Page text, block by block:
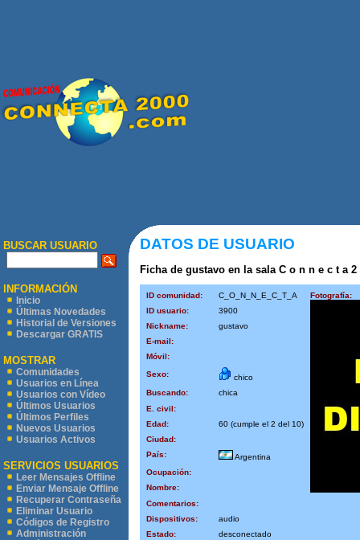
BUSCAR USUARIO
INFORMACIÓN
Inicio
Últimas Novedades
Historial de Versiones
Descargar GRATIS
MOSTRAR
Comunidades
Usuarios en Línea
Usuarios con Vídeo
Últimos Usuarios
Últimos Perfiles
Nuevos Usuarios
Usuarios Activos
SERVICIOS USUARIOS
Leer Mensajes Offline
Enviar Mensaje Offline
Recuperar Contraseña
Eliminar Usuario
Códigos de Registro
Administración
DATOS DE USUARIO
Ficha de gustavo en la sala C o n n e c t a 2
ID comunidad: C_O_N_N_E_C_T_A
Fotografía:
ID usuario:
3900
Nickname:
gustavo
E-mail:
Móvil:
Sexo:
chico
Buscando:
chica
E. civil:
Edad:
60 (cumple el 2 del 10)
Ciudad:
País:
Argentina
Ocupación:
Nombre:
Comentarios:
Dispositivos:
audio
Estado:
desconectado